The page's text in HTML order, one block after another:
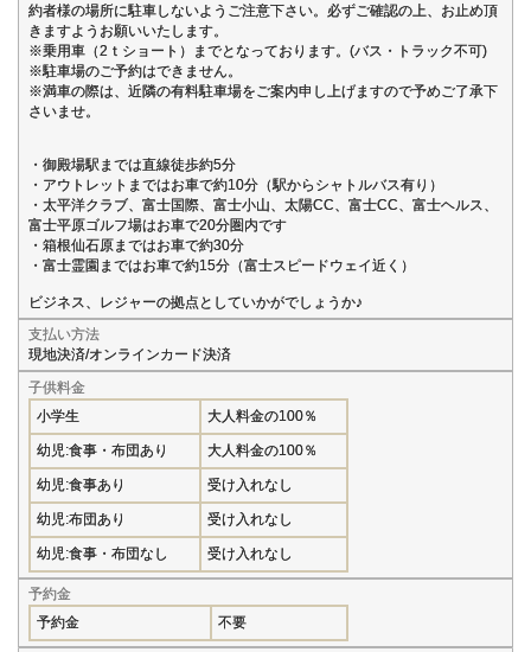
約者様の場所に駐車しないようご注意下さい。必ずご確認の上、お止め頂
きますようお願いいたします。
※乗用車（2ｔショート）までとなっております。(バス・トラック不可)
※駐車場のご予約はできません。
※満車の際は、近隣の有料駐車場をご案内申し上げますので予めご了承下
さいませ。
・御殿場駅までは直線徒歩約5分
・アウトレットまではお車で約10分（駅からシャトルバス有り）
・太平洋クラブ、富士国際、富士小山、太陽CC、富士CC、富士ヘルス、
富士平原ゴルフ場はお車で20分圏内です
・箱根仙石原まではお車で約30分
・富士霊園まではお車で約15分（富士スピードウェイ近く）
ビジネス、レジャーの拠点としていかがでしょうか♪
支払い方法
現地決済/オンラインカード決済
子供料金
小学生
大人料金の100％
幼児:食事・布団あり 大人料金の100％
幼児:食事あり 受け入れなし
幼児:布団あり 受け入れなし
幼児:食事・布団なし 受け入れなし
予約金
予約金
不要